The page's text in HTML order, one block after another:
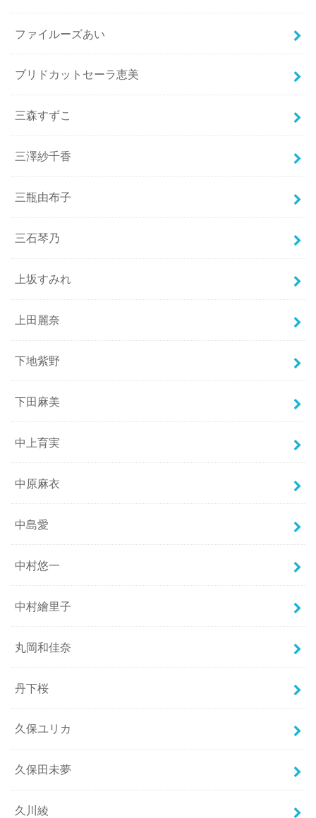
ファイルーズあい
ブリドカットセーラ恵美
三森すずこ
三澤紗千香
三瓶由布子
三石琴乃
上坂すみれ
上田麗奈
下地紫野
下田麻美
中上育実
中原麻衣
中島愛
中村悠一
中村繪里子
丸岡和佳奈
丹下桜
久保ユリカ
久保田未夢
久川綾